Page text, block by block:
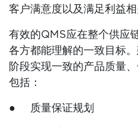
客户满意度以及满足利益相
有效的QMS应在整个供应
各方都能理解的一致目标
阶段实现一致的产品质量
包括：
● 质量保证规划